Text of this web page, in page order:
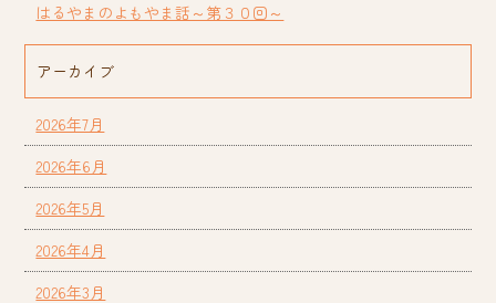
はるやまのよもやま話～第３０回～
アーカイブ
2026年7月
2026年6月
2026年5月
2026年4月
2026年3月